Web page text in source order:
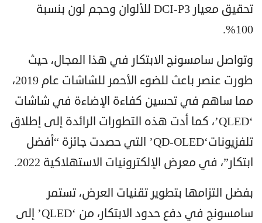
تحقيق معيار DCI-P3 للألوان وحجم لون بنسبة
100%.
وتواصل سامسونج الابتكار في هذا المجال، حيث
طورت عنصر باعث للضوء الأحمر للشاشات عام 2019،
مما ساهم في تحسين كفاءة الإضاءة في شاشات
‘QLED’، كما أدت هذه التطورات الرائدة إلى إطلاق
تلفزيونات‘QD-OLED’ التي حصدت جائزة “أفضل
ابتكار”، في معرض الإلكترونيات الاستهلاكية 2022.
بفضل التزامها بتطوير تقنيات العرض، تستمر
سامسونج في دفع حدود الابتكار، من ‘QLED’ إلى